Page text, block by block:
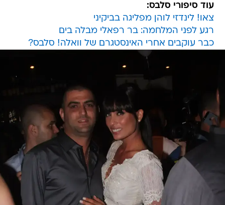
עוד סיפורי סלבס:
צאו! לינדזי לוהן מפליגה בביקיני
רגע לפני המלחמה: בר רפאלי מבלה בים
כבר עוקבים אחרי האינסטגרם של וואלה! סלבס?